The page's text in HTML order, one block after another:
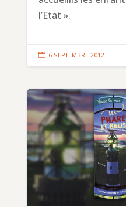
l’Etat ».
 6 SEPTEMBRE 2012